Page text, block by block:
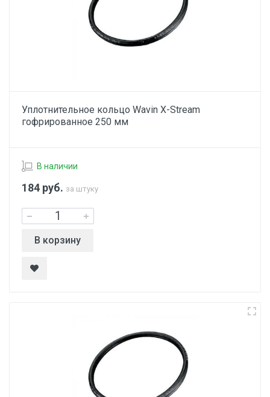
Уплотнительное кольцо Wavin X-Stream
гофрированное 250 мм
В наличии
184 руб. за штуку
В корзину